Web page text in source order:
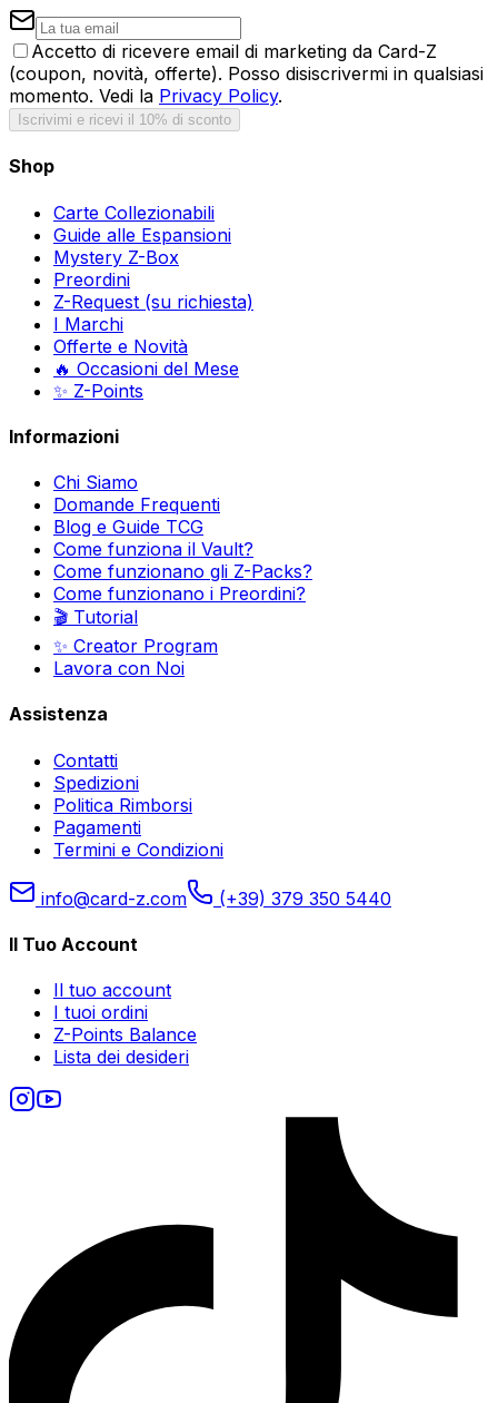
Accetto di ricevere email di marketing da Card-Z
(coupon, novità, offerte). Posso disiscrivermi in qualsiasi
momento. Vedi la Privacy Policy.
Iscrivimi e ricevi il 10% di sconto
Shop
Carte Collezionabili
Guide alle Espansioni
Mystery Z-Box
Preordini
Z-Request (su richiesta)
I Marchi
Offerte e Novità
🔥 Occasioni del Mese
✨ Z-Points
Informazioni
Chi Siamo
Domande Frequenti
Blog e Guide TCG
Come funziona il Vault?
Come funzionano gli Z-Packs?
Come funzionano i Preordini?
🎬 Tutorial
✨ Creator Program
Lavora con Noi
Assistenza
Contatti
Spedizioni
Politica Rimborsi
Pagamenti
Termini e Condizioni
info@card-z.com (+39) 379 350 5440
Il Tuo Account
Il tuo account
I tuoi ordini
Z-Points Balance
Lista dei desideri